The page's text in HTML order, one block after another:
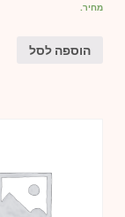
מחיר.
הוספה לסל